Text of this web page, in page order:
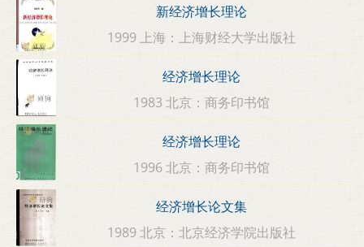
新经济增长理论
1999 上海：上海财经大学出版社
经济增长理论
1983 北京：商务印书馆
经济增长理论
1996 北京：商务印书馆
经济增长论文集
1989 北京：北京经济学院出版社